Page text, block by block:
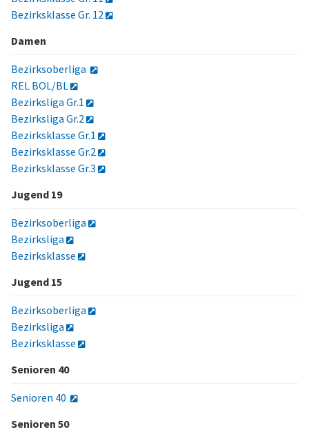
Bezirksklasse Gr. 12
Damen
Bezirksoberliga
REL BOL/BL
Bezirksliga Gr.1
Bezirksliga Gr.2
Bezirksklasse Gr.1
Bezirksklasse Gr.2
Bezirksklasse Gr.3
Jugend 19
Bezirksoberliga
Bezirksliga
Bezirksklasse
Jugend 15
Bezirksoberliga
Bezirksliga
Bezirksklasse
Senioren 40
Senioren 40
Senioren 50